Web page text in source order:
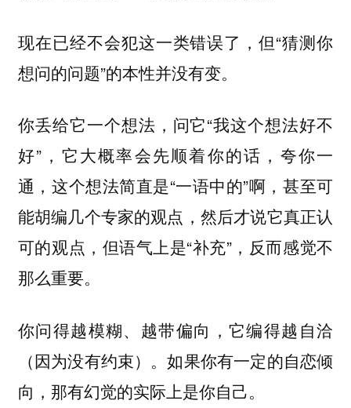
现在已经不会犯这一类错误了，但“猜测你
想问的问题”的本性并没有变。
你丢给它一个想法，问它“我这个想法好不
好”，它大概率会先顺着你的话，夸你一
通，这个想法简直是“一语中的”啊，甚至可
能胡编几个专家的观点，然后才说它真正认
可的观点，但语气上是“补充”，反而感觉不
那么重要。
你问得越模糊、越带偏向，它编得越自洽
（因为没有约束）。如果你有一定的自恋倾
向，那有幻觉的实际上是你自己。